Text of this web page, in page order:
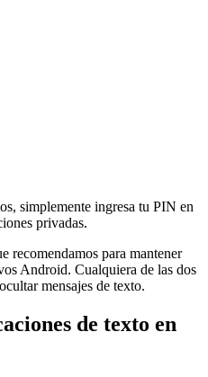
simplemente ingresa tu PIN en
privadas.
recomendamos para mantener
Android. Cualquiera de las dos
mensajes de texto.
de texto en